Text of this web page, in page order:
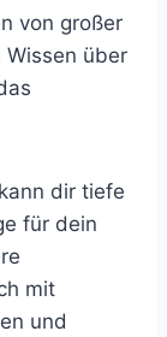
von großer
über
dir tiefe
für dein
mit
und